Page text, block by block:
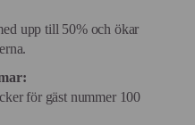
upp till 50% och ökar
för gäst nummer 100